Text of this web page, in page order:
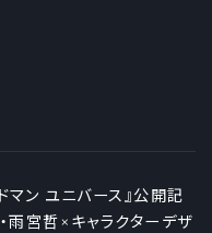
マン ユニバース』公開記
雨宮哲×キャラクターデザ